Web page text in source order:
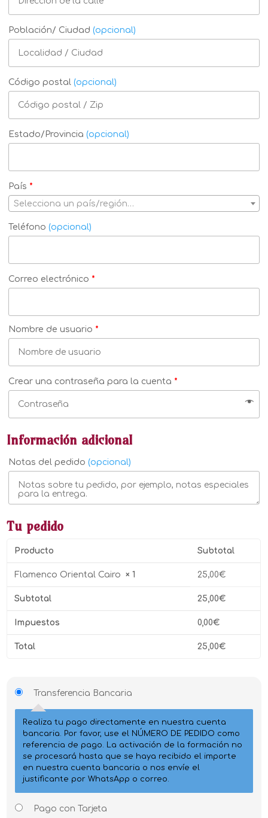
Población/ Ciudad(opcional)
Código postal(opcional)
Estado/Provincia(opcional)
País *
Selecciona un país/región…
Teléfono(opcional)
Correo electrónico *
Nombre de usuario *
Crear una contraseña para la cuenta *
Información adicional
Notas del pedido(opcional)
Tu pedido
Producto Subtotal
Flamenco Oriental Cairo× 1 25,00€
Subtotal 25,00€
Impuestos 0,00€
Total 25,00€
Transferencia Bancaria
Realiza tu pago directamente en nuestra cuenta
bancaria. Por favor, use el NÚMERO DE PEDIDO como
referencia de pago. La activación de la formación no
se procesará hasta que se haya recibido el importe
en nuestra cuenta bancaria o nos envíe el
justificante por WhatsApp o correo.
Pago con Tarjeta